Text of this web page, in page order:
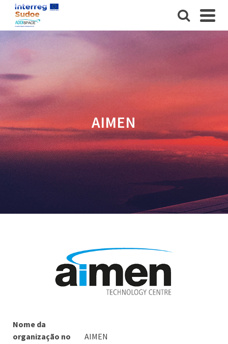
AIMEN
Nome da
organização no
AIMEN